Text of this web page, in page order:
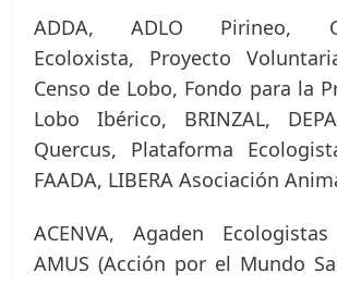
ADDA, ADLO Pirineo,
Ecoloxista, Proyecto
Censo de Lobo, Fondo para la
Lobo Ibérico, BRINZAL,
Quercus, Plataforma
FAADA, LIBERA Asociación
ACENVA, Agaden
AMUS (Acción por el Mundo